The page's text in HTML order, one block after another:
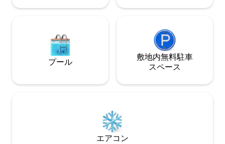
プール
敷地内無料駐⁠車
ス⁠ペ⁠ー⁠ス
エアコン